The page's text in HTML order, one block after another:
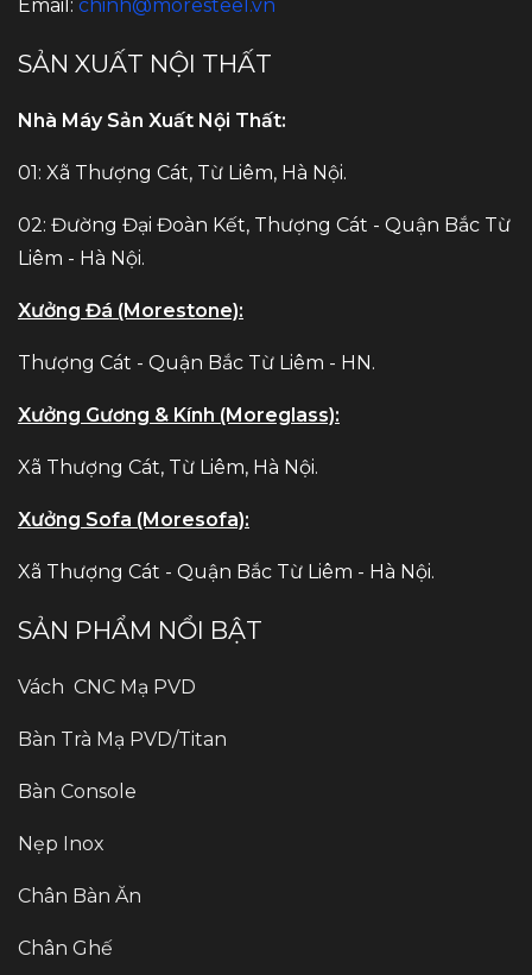
Email: chinh@moresteel.vn
SẢN XUẤT NỘI THẤT
Nhà Máy Sản Xuất Nội Thất:
01: Xã Thượng Cát, Từ Liêm, Hà Nội.
02: Đường Đại Đoàn Kết, Thượng Cát - Quận Bắc Từ
Liêm - Hà Nội.
Xưởng Đá (Morestone):
Thượng Cát - Quận Bắc Từ Liêm - HN.
Xưởng Gương & Kính (Moreglass):
Xã Thượng Cát, Từ Liêm, Hà Nội.
Xưởng Sofa (Moresofa):
Xã Thượng Cát - Quận Bắc Từ Liêm - Hà Nội.
SẢN PHẨM NỔI BẬT
Vách CNC Mạ PVD
Bàn Trà Mạ PVD/Titan
Bàn Console
Nẹp Inox
Chân Bàn Ăn
Chân Ghế